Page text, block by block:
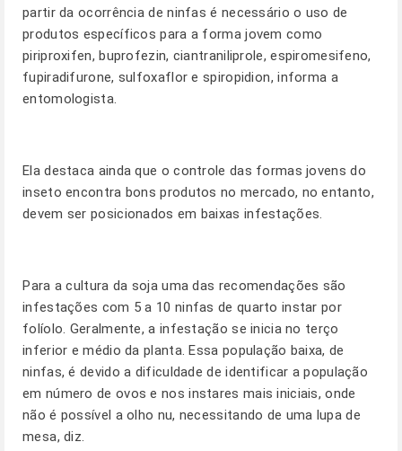
partir da ocorrência de ninfas é necessário o uso de
produtos específicos para a forma jovem como
piriproxifen, buprofezin, ciantraniliprole, espiromesifeno,
fupiradifurone, sulfoxaflor e spiropidion, informa a
entomologista.
Ela destaca ainda que o controle das formas jovens do
inseto encontra bons produtos no mercado, no entanto,
devem ser posicionados em baixas infestações.
Para a cultura da soja uma das recomendações são
infestações com 5 a 10 ninfas de quarto instar por
folíolo. Geralmente, a infestação se inicia no terço
inferior e médio da planta. Essa população baixa, de
ninfas, é devido a dificuldade de identificar a população
em número de ovos e nos instares mais iniciais, onde
não é possível a olho nu, necessitando de uma lupa de
mesa, diz.